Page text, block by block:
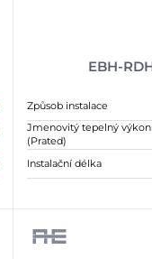
EBH-
Způsob instalace
Jmenovitý tepelný výkon
(Prated)
Instalační délka